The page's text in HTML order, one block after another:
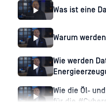
Was ist eine
Warum
Wie werden
Wie die Öl-
für die